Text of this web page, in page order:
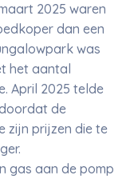
2025 waren
dan een
was
het aantal
April 2025 telde
de
zijn prijzen die te
gas aan de pomp